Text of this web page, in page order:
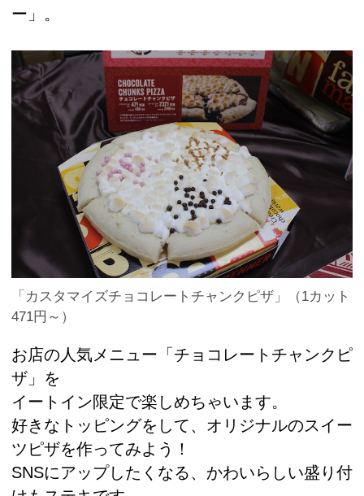
ー」。
「カスタマイズチョコレートチャンクピザ」（1カット
471円～）
お店の人気メニュー「チョコレートチャンクピ
ザ」を
イートイン限定で楽しめちゃいます。
好きなトッピングをして、オリジナルのスイー
ツピザを作ってみよう！
SNSにアップしたくなる、かわいらしい盛り付